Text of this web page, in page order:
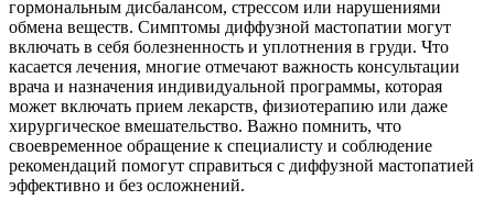
гормональным дисбалансом, стрессом или нарушениями
обмена веществ. Симптомы диффузной мастопатии могут
включать в себя болезненность и уплотнения в груди. Что
касается лечения, многие отмечают важность консультации
врача и назначения индивидуальной программы, которая
может включать прием лекарств, физиотерапию или даже
хирургическое вмешательство. Важно помнить, что
своевременное обращение к специалисту и соблюдение
рекомендаций помогут справиться с диффузной мастопатией
эффективно и без осложнений.